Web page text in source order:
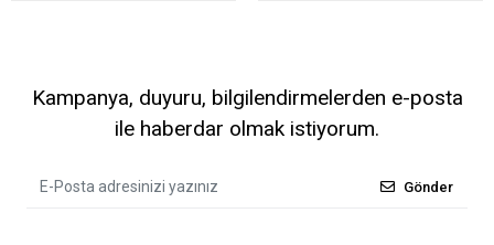
Kampanya, duyuru, bilgilendirmelerden e-posta
ile haberdar olmak istiyorum.
Gönder